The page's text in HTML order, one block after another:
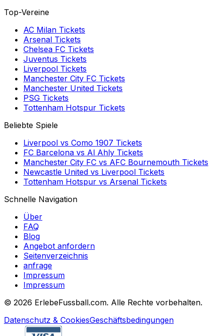
Top-Vereine
AC Milan Tickets
Arsenal Tickets
Chelsea FC Tickets
Juventus Tickets
Liverpool Tickets
Manchester City FC Tickets
Manchester United Tickets
PSG Tickets
Tottenham Hotspur Tickets
Beliebte Spiele
Liverpool vs Como 1907 Tickets
FC Barcelona vs Al Ahly Tickets
Manchester City FC vs AFC Bournemouth Tickets
Newcastle United vs Liverpool Tickets
Tottenham Hotspur vs Arsenal Tickets
Schnelle Navigation
Über
FAQ
Blog
Angebot anfordern
Seitenverzeichnis
anfrage
Impressum
Impressum
© 2026 ErlebeFussball.com. Alle Rechte vorbehalten.
Datenschutz & CookiesGeschäftsbedingungen